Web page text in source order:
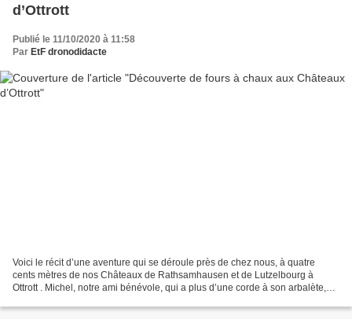
d’Ottrott
Publié le 11/10/2020 à 11:58
Par EtF dronodidacte
Voici le récit d’une aventure qui se déroule près de chez nous, à quatre
cents mètres de nos Châteaux de Rathsamhausen et de Lutzelbourg à
Ottrott . Michel, notre ami bénévole, qui a plus d’une corde à son arbalète,